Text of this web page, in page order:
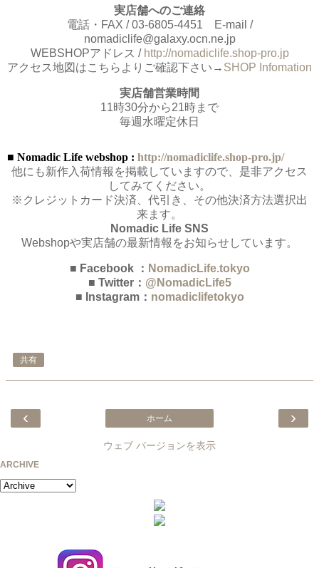
実店舗へのご連絡
電話・FAX / 03-6805-4451 E-mail /
nomadiclife@galaxy.ocn.ne.jp
WEBSHOPアドレス / http://nomadiclife.shop-pro.jp
アクセス地図はこちらよりご確認下さい→ SHOP Infomation
実店舗営業時間
11時30分から21時まで
毎週水曜定休日
■ Nomadic Life webshop : http://nomadiclife.shop-pro.jp/
他にも新作入荷情報を掲載していますので、是非アクセス
してみてください。
※クレジットカード決済、代引き、その他決済方法選択出
来ます。
Nomadic Life SNS
Webshopや実店舗の最新情報をお知らせしています。
■ Facebook ： NomadicLife.tokyo
■ Twitter： @NomadicLife5
■ Instagram： nomadiclifetokyo
共有
‹ ›
ホーム
ウェブ バージョンを表示
ARCHIVE